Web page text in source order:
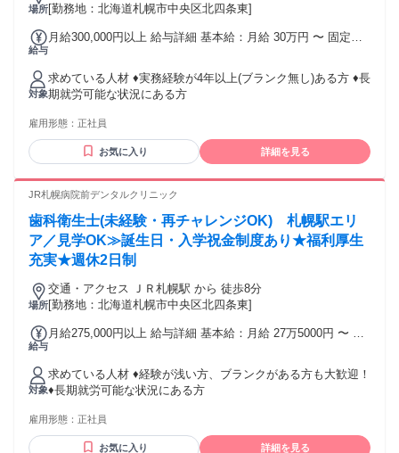
場所[勤務地：北海道札幌市中央区北四条東]
給与
月給300,000円以上 給与詳細 基本給：月給 30万円 〜 固定残
勤・家族手当金額：なし 全員に一律で支払われるその他手当
金額：なし ※昇給あり(年1回) ※賞与あり(年3回 【夏・冬・
年度末】：医院実績による※支給規定あり)
対象
求めている人材 ♦実務経験が4年以上(ブランク無し)ある方 ♦長
期就労可能な状況にある方
雇用形態： 正社員
お気に入り 詳細を見る
JR札幌病院前デンタルクリニック
歯科衛生士(未経験・再チャレンジOK) 札幌駅エリ
ア／見学OK≫誕生日・入学祝金制度あり★福利厚生
充実★週休2日制
場所
交通・アクセス ＪＲ札幌駅 から 徒歩8分
[勤務地：北海道札幌市中央区北四条東]
給与
月給275,000円以上 給与詳細 基本給：月給 27万5000円 〜 固
皆勤・家族手当金額：なし 全員に一律で支払われるその他手
当金額：なし ※昇給あり(年1回) ※賞与あり(年3回 【夏・
冬・年度末】：医院実績による※支給規定あり)
対象
求めている人材 ♦経験が浅い方、ブランクがある方も大歓迎！
♦長期就労可能な状況にある方
雇用形態： 正社員
お気に入り 詳細を見る